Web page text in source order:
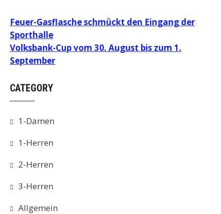
Beitragsnavigation
Feuer-Gasflasche schmückt den Eingang der
Sporthalle
Volksbank-Cup vom 30. August bis zum 1.
September
CATEGORY
1-Damen
1-Herren
2-Herren
3-Herren
Allgemein